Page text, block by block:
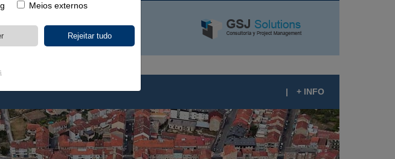
Meios externos
| + INFO
ESTAÇÃO INTERMODAL DE OURENSE
(ESPANHA)